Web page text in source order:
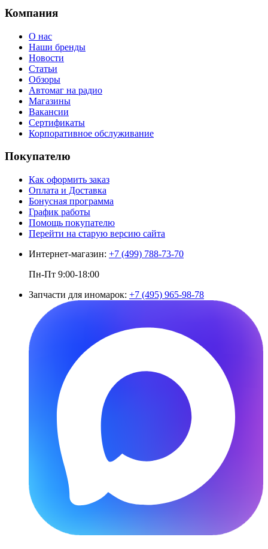
Компания
О нас
Наши бренды
Новости
Статьи
Обзоры
Автомаг на радио
Магазины
Вакансии
Сертификаты
Корпоративное обслуживание
Покупателю
Как оформить заказ
Оплата и Доставка
Бонусная программа
График работы
Помощь покупателю
Перейти на старую версию сайта
Интернет-магазин: +7 (499) 788-73-70
Пн-Пт 9:00-18:00
Запчасти для иномарок: +7 (495) 965-98-78